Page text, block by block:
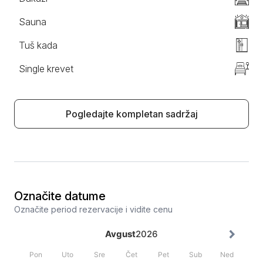
Sauna
Tuš kada
Single krevet
Pogledajte kompletan sadržaj
Označite datume
Označite period rezervacije i vidite cenu